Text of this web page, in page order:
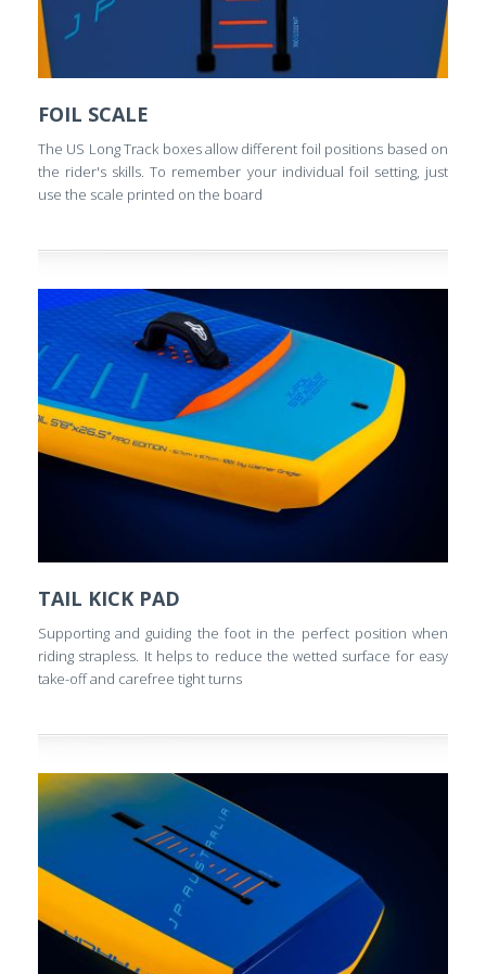
FOIL SCALE
The US Long Track boxes allow different foil positions based on
the rider's skills. To remember your individual foil setting, just
use the scale printed on the board
TAIL KICK PAD
Supporting and guiding the foot in the perfect position when
riding strapless. It helps to reduce the wetted surface for easy
take-off and carefree tight turns